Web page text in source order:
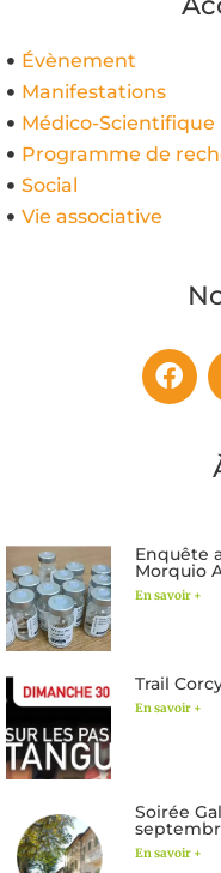
Évènement
Manifestations
Médico-Scientifique
Programme de
Social
Vie associative
Enquête
Morquio
En savoir +
Trail
En savoir +
Soirée
En savoir +